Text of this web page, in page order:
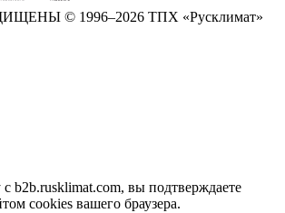
© 1996–2026 ТПХ «Русклимат»
b2b.rusklimat.com, вы подтверждаете
cookies вашего браузера.